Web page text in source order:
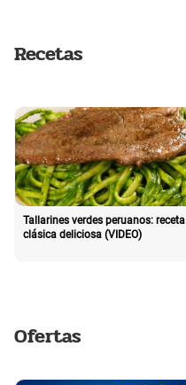
Recetas
Tallarines verdes peruanos: receta
clásica deliciosa (VIDEO)
Ofertas